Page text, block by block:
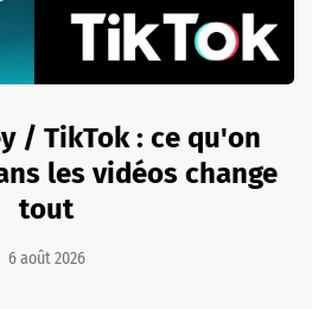
/ TikTok : ce qu'on
les vidéos change
tout
6 août 2026